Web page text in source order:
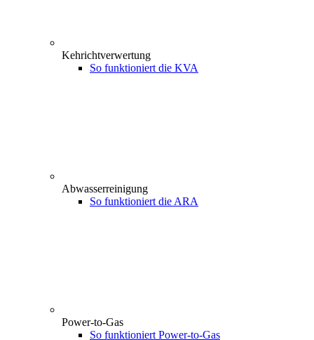
Kehrichtverwertung
So funktioniert die KVA
Abwasserreinigung
So funktioniert die ARA
Power-to-Gas
So funktioniert Power-to-Gas